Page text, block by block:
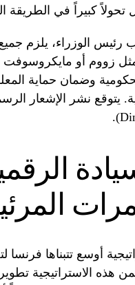
كبيراً في الطريقة
رئيس الوزراء، يلزم
مثل زووم أو
وضمان حماية
يتوقع نشر الإشعار
أوسع تتبناها فرنسا
هذه الاستراتيجية